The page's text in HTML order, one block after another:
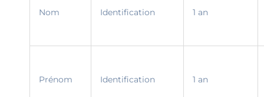
Nom Identification 1 an
Prénom Identification 1 an